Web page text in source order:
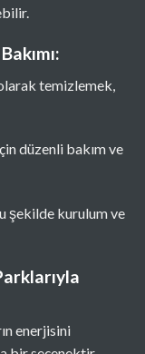
temizlemek,
düzenli bakım ve
şekilde kurulum ve
enerjisini